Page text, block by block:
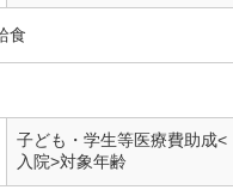
食
子ども・学生等医療費助成<
入院>対象年齢